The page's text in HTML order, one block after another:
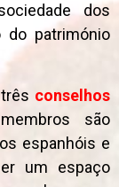
dos
do património
conselhos
são
espanhóis e
um espaço